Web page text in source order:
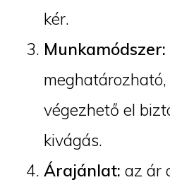
kér.
Munkamódszer:
végezhető el
kivágás.
Árajánlat: az ár